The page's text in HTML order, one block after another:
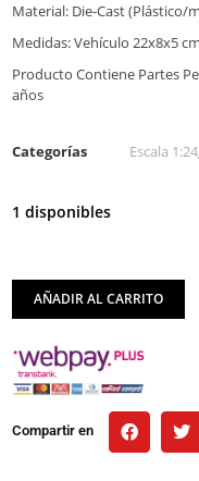
Material: Die-Cast (Plástico/
Medidas: Vehículo 22x8x5
Producto Contiene Partes
años
Categorías Escala 1:24
1 disponibles
AÑADIR AL CARRITO
Compartir en